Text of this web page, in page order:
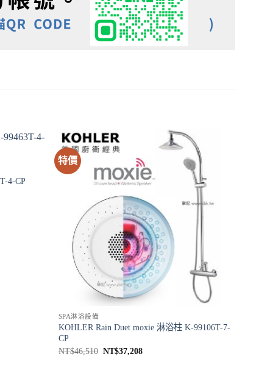
4-CP
特價
SPA淋浴設備
KOHLER Rain Duet moxie 淋浴柱 K-99106T-7-
CP
NT$46,510 原
NT$37,208目